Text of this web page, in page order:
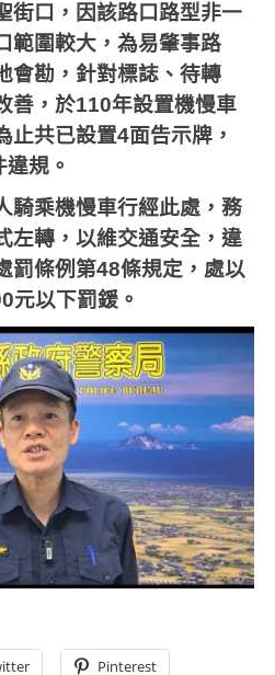
街口，因該路口路型非一
範圍較大，為易肇事路
會勘，針對標誌、待轉
善，於110年設置機慢車
止共已設置4面告示牌，
違規。
騎乘機慢車行經此處，務
左轉，以維交通安全，違
罰條例第48條規定，處以
元以下罰鍰。
Pinterest